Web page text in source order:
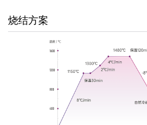
烧结方案